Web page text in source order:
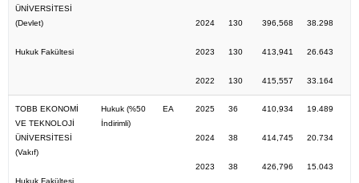
ÜNİVERSİTESİ
(Devlet)
Hukuk Fakültesi
2024
2023
2022
130
130
130
396,568
413,941
415,557
38.298
26.643
33.164
TOBB EKONOMİ
VE TEKNOLOJİ
ÜNİVERSİTESİ
(Vakıf)
Hukuk Fakültesi
Hukuk (%50
İndirimli)
EA 2025
2024
2023
36
38
38
410,934
414,745
426,796
19.489
20.734
15.043